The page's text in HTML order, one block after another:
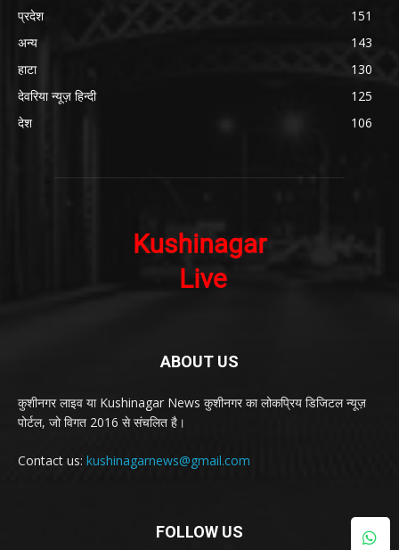
प्रदेश
151
अन्य
143
हाटा
130
देवरिया न्यूज़ हिन्दी
125
देश
106
ABOUT US
कुशीनगर लाइव या Kushinagar News कुशीनगर का लोकप्रिय डिजिटल न्यूज़
पोर्टल, जो विगत 2016 से संचलित है।
Contact us: kushinagarnews@gmail.com
FOLLOW US